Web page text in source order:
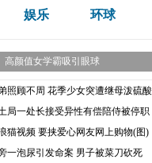
娱乐 环球
高颜值女学霸吸引眼球
照顾不周 花季少女突遭继母泼硫酸毁容
局一处长接受异性有偿陪侍被停职
猫视频 要挟爱心网友网上购物(图)
一泡尿引发命案 男子被菜刀砍死